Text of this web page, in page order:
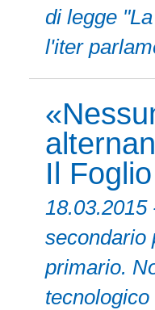
di legge
l'iter
Il Foglio
18.03.2015
secondario
primario.